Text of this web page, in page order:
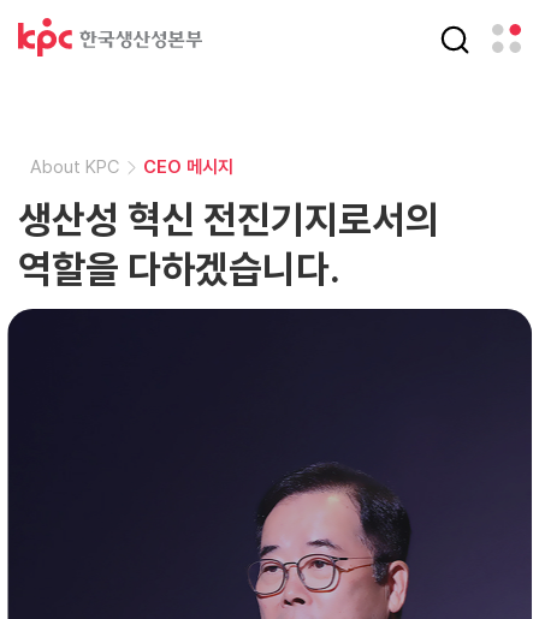
About KPC CEO 메시지
생산성 혁신 전진기지로서의
역할을 다하겠습니다.
About KPC CEO 메시지
생산성 혁신 전진기지로서의
역할을 다하겠습니다.